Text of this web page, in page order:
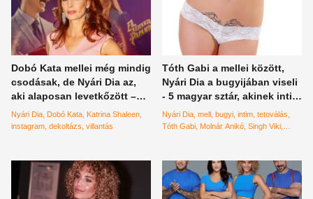
Dobó Kata mellei még mindig
csodásak, de Nyári Dia az,
aki alaposan levetkőzött –
válogatás
Nyári Dia Dobó Kata Katrina Shaleen
instagram dekoltázs villantás
Tóth Gabi a mellei között,
Nyári Dia a bugyijában viseli
- 5 magyar sztár, akinek intim
tetoválása van
Nyári Dia mell bugyi intim tetoválás
Tóth Gabi Molnár Anikó Singh Viki